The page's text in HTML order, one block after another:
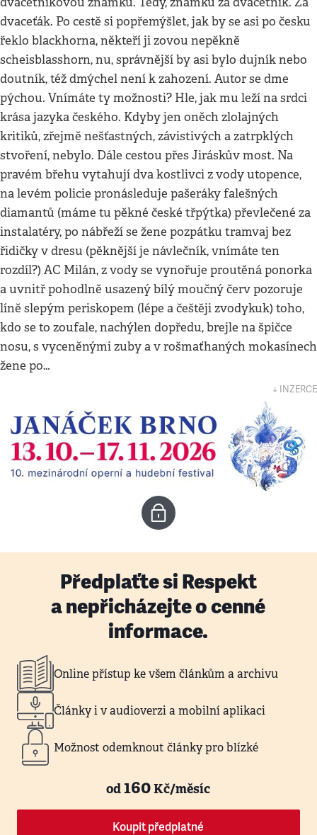
dvaceťák. Po cestě si popřemýšlet, jak by se asi po česku
řeklo blackhorna, někteří ji zovou nepěkně
scheisblasshorn, nu, správnější by asi bylo dujník nebo
doutník, též dmýchel není k zahození. Autor se dme
pýchou. Vnímáte ty možnosti? Hle, jak mu leží na srdci
krása jazyka českého. Kdyby jen oněch zlolajných
kritiků, zřejmě nešťastných, závistivých a zatrpklých
stvoření, nebylo. Dále cestou přes Jiráskův most. Na
pravém břehu vytahují dva kostlivci z vody utopence,
na levém policie pronásleduje pašeráky falešných
diamantů (máme tu pěkné české třpýtka) převlečené za
instalatéry, po nábřeží se žene pozpátku tramvaj bez
řidičky v dresu (pěknější je návlečník, vnímáte ten
rozdíl?) AC Milán, z vody se vynořuje proutěná ponorka
a uvnitř pohodlně usazený bílý moučný červ pozoruje
líně slepým periskopem (lépe a češtěji zvodykuk) toho,
kdo se to zoufale, nachýlen dopředu, brejle na špičce
nosu, s vyceněnými zuby a v rošmaťhaných mokasínech
žene po…
↓ INZERCE
Předplaťte si Respekt
a nepřicházejte o cenné
informace.
Online přístup ke všem článkům a archivu
Články i v audioverzi a mobilní aplikaci
Možnost odemknout články pro blízké
od160Kč/měsíc
Koupit předplatné